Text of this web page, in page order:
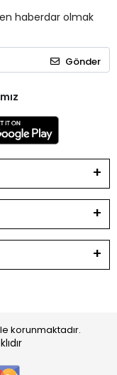
haberdar olmak
Gönder
korunmaktadır.